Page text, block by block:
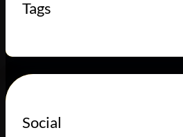
Tags
Social